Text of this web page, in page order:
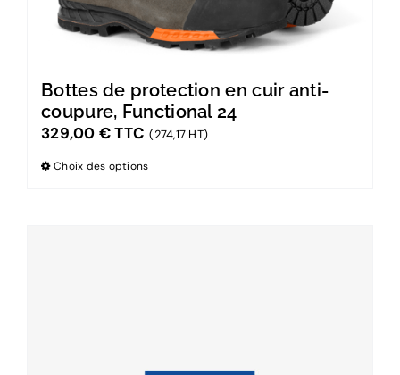
Bottes de protection en cuir anti-
coupure, Functional 24
329,00 €TTC (274,17 HT)
Choix des options